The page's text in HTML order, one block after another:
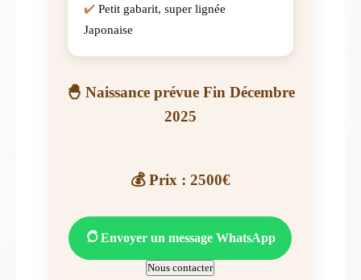
Petit gabarit, super lignée
Japonaise
🐣 Naissance prévue Fin Décembre
2025
💰 Prix : 2500€
Envoyer un message WhatsApp
Nous contacter